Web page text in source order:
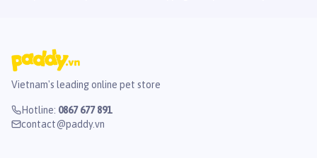
Vietnam's leading online pet store
Hotline: 0867 677 891
contact@paddy.vn